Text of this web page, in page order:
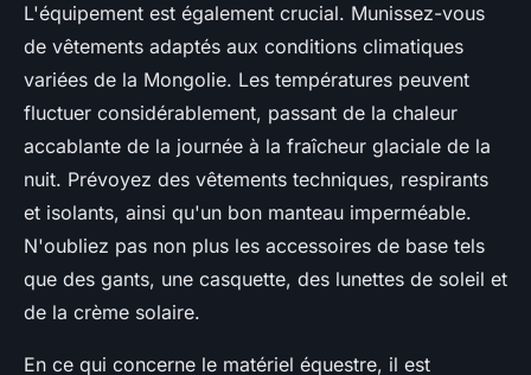
L'équipement est également crucial. Munissez-vous
de vêtements adaptés aux conditions climatiques
variées de la Mongolie. Les températures peuvent
fluctuer considérablement, passant de la chaleur
accablante de la journée à la fraîcheur glaciale de la
nuit. Prévoyez des vêtements techniques, respirants
et isolants, ainsi qu'un bon manteau imperméable.
N'oubliez pas non plus les accessoires de base tels
que des gants, une casquette, des lunettes de soleil et
de la crème solaire.
En ce qui concerne le matériel équestre, il est